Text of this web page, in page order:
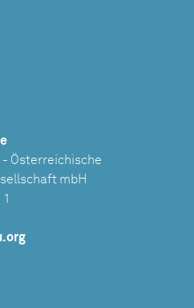
- Österreichische
mbH